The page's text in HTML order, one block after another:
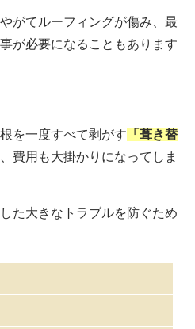
がてルーフィングが傷み、最
が必要になることもあります
を一度すべて剥がす 「葺き替
費用も大掛かりになってしま
た大きなトラブルを防ぐため